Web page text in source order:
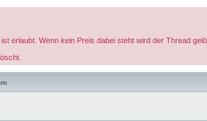
erlaubt. Wenn kein Preis dabei steht wird der Thread